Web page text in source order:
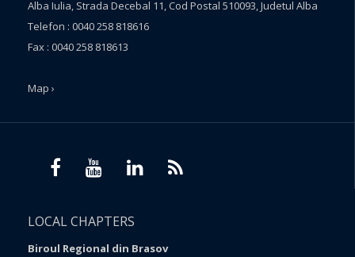
Alba Iulia, Strada Decebal 11, Cod Postal 510093, Judetul Alba
Telefon : 0040 258 818616
Fax : 0040 258 818613
Map ›
LOCAL CHAPTERS
Biroul Regional din Brasov